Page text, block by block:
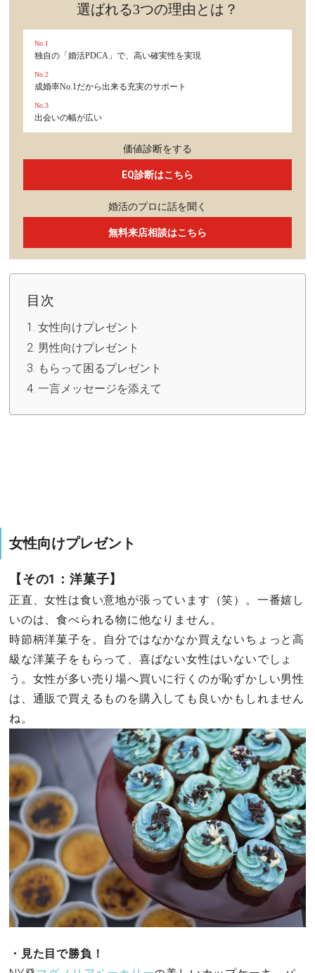
選ばれる3つの理由とは？
No.1
独自の「婚活PDCA」で、高い確実性を実現
No.2
成婚率No.1だから出来る充実のサポート
No.3
出会いの幅が広い
価値診断をする
EQ診断はこちら
婚活のプロに話を聞く
無料来店相談はこちら
目次
女性向けプレゼント
男性向けプレゼント
もらって困るプレゼント
一言メッセージを添えて
女性向けプレゼント
【その1：洋菓子】
正直、女性は食い意地が張っています（笑）。一番嬉し
いのは、食べられる物に他なりません。
時節柄洋菓子を。自分ではなかなか買えないちょっと高
級な洋菓子をもらって、喜ばない女性はいないでしょ
う。女性が多い売り場へ買いに行くのが恥ずかしい男性
は、通販で買えるものを購入しても良いかもしれません
ね。
・見た目で勝負！